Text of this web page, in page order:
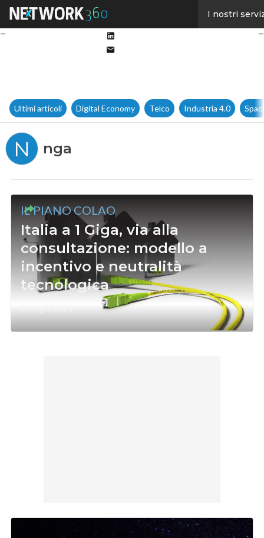
I nostri
Ultimi articoli Digital Economy Telco Industria 4.0
N nga
IL PIANO COLAO
Italia a 1 Giga, via alla
consultazione: modello a
incentivo e neutralità
tecnologica